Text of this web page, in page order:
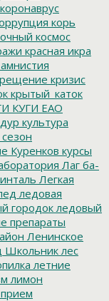
коронаврус
корь
космос
красная икра
кризис
крытый_каток
КУГИ ЕАО
культура
Куренков курсы
Лаг ба-
Легкая
ледовая
городок ледовый
препараты
Ленинское
Школьник лес
летние
лимон